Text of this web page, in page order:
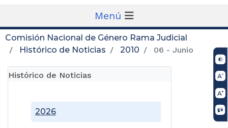
Menú
Comisión Nacional de Género Rama Judicial
Histórico de Noticias
2010 06 - Junio
Histórico de Noticias
2026